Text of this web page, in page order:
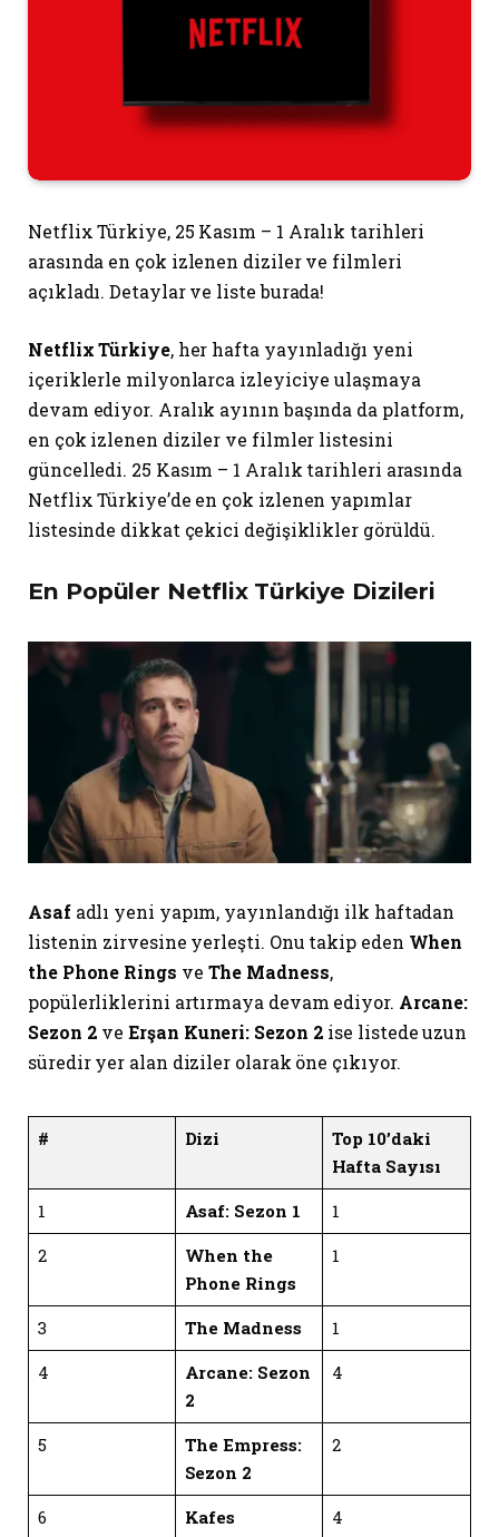
Netflix Türkiye, 25 Kasım – 1 Aralık tarihleri
arasında en çok izlenen diziler ve filmleri
açıkladı. Detaylar ve liste burada!
Netflix Türkiye, her hafta yayınladığı yeni
içeriklerle milyonlarca izleyiciye ulaşmaya
devam ediyor. Aralık ayının başında da platform,
en çok izlenen diziler ve filmler listesini
güncelledi. 25 Kasım – 1 Aralık tarihleri arasında
Netflix Türkiye’de en çok izlenen yapımlar
listesinde dikkat çekici değişiklikler görüldü.
En Popüler Netflix Türkiye Dizileri
Asafadlı yeni yapım, yayınlandığı ilk haftadan
listenin zirvesine yerleşti. Onu takip eden When
the Phone Rings ve The Madness,
popülerliklerini artırmaya devam ediyor. Arcane:
Sezon 2 veErşan Kuneri: Sezon 2 ise listede uzun
süredir yer alan diziler olarak öne çıkıyor.
# Dizi
Top 10’daki
Hafta Sayısı
1
Asaf: Sezon 1
1
2
When the
Phone Rings
1
3 The Madness
1
4
Arcane: Sezon
2
4
5
The Empress:
Sezon 2
2
6 Kafes
4